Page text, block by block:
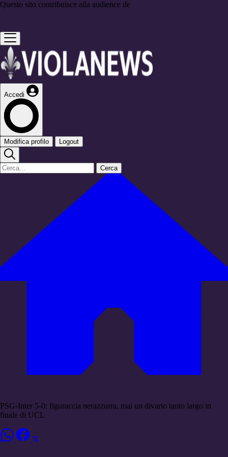
Questo sito contribuisce alla audience de
Accedi
Modifica profilo Logout
Cerca
PSG-Inter 5-0: figuraccia nerazzurra, mai un divario tanto largo in
finale di UCL